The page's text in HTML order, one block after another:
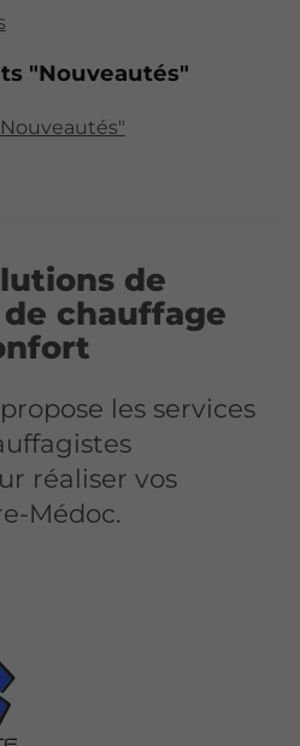
"Nouveautés"
de
chauffage
les services
réaliser vos
Médoc.